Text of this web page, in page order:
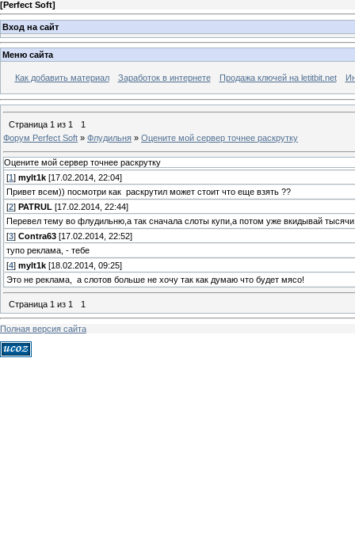
[Perfect Soft]
Вход на сайт
Меню сайта
Как добавить материал Заработок в интернете Продажа ключей на letitbit.net
Страница 1 из 1
1
Форум Perfect Soft » Флудильня » Оцените мой сервер точнее раскрутку
Оцените мой сервер точнее раскрутку
[1 ] mylt1k [17.02.2014, 22:04]
Привет всем)) посмотри как раскрутил может стоит что еще взять ??
[2] PATRUL [17.02.2014, 22:44]
Перевел тему во флудильню,а так сначала слоты купи,а потом уже вкидывай тысячи
[3] Contra63 [17.02.2014, 22:52]
тупо реклама, - тебе
[4] mylt1k [18.02.2014, 09:25]
Это не реклама, а слотов больше не хочу так как думаю что будет мясо!
Страница 1 из 1 1
Полная версия сайта